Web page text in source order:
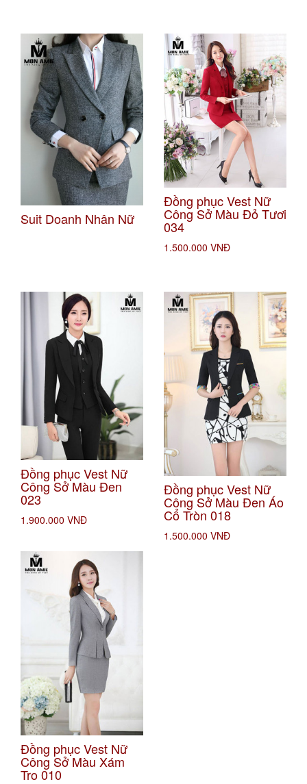
Suit Doanh Nhân Nữ
Đồng phục Vest Nữ
Công Sở Màu Đỏ Tươi
034
1.500.000 VNĐ
Đồng phục Vest Nữ
Công Sở Màu Đen
023
1.900.000 VNĐ
Đồng phục Vest Nữ
Công Sở Màu Đen Áo
Cổ Tròn 018
1.500.000 VNĐ
Đồng phục Vest Nữ
Công Sở Màu Xám
Tro 010